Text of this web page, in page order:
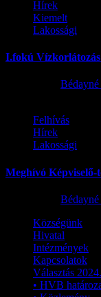
Hírek
Kiemelt
Lakossági
I.fokú
Felhívás
Hírek
Lakossági
Meghívó Képviselő-
Községünk
Hivatal
Intézmények
Kapcsolatok
Választás 2024.
• HVB